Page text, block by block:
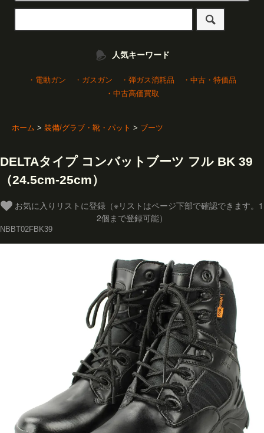
人気キーワード
・電動ガン ・ガスガン ・弾ガス消耗品
・中古・特価品
・中古高価買取
ホーム > 装備/グラブ・靴・パット > ブーツ
DELTAタイプ コンバットブーツ フル BK 39
（24.5cm-25cm）
2個まで登録可能）
NBBT02FBK39